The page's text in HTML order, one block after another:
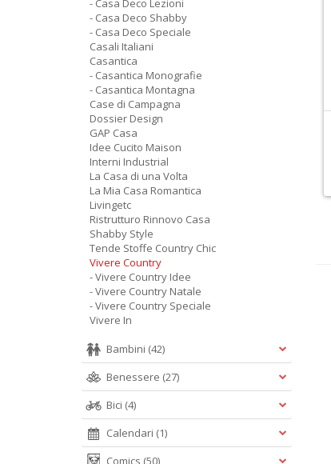
MONOGRAFIE N.3
Digitale
4.90 €
ATMOSFERA CASA N.15
Cartacea
7.90 €
- Casa Deco Lezioni
- Casa Deco Shabby
- Casa Deco Speciale
Casali Italiani
Casantica
- Casantica Monografie
- Casantica Montagna
Case di Campagna
Dossier Design
GAP Casa
Idee Cucito Maison
Interni Industrial
La Casa di una Volta
La Mia Casa Romantica
Livingetc
Ristrutturo Rinnovo Casa
Shabby Style
Tende Stoffe Country Chic
Vivere Country
- Vivere Country Idee
- Vivere Country Natale
- Vivere Country Speciale
Vivere In
Bambini (42)
Benessere (27)
Bici (4)
Calendari (1)
Comics (50)